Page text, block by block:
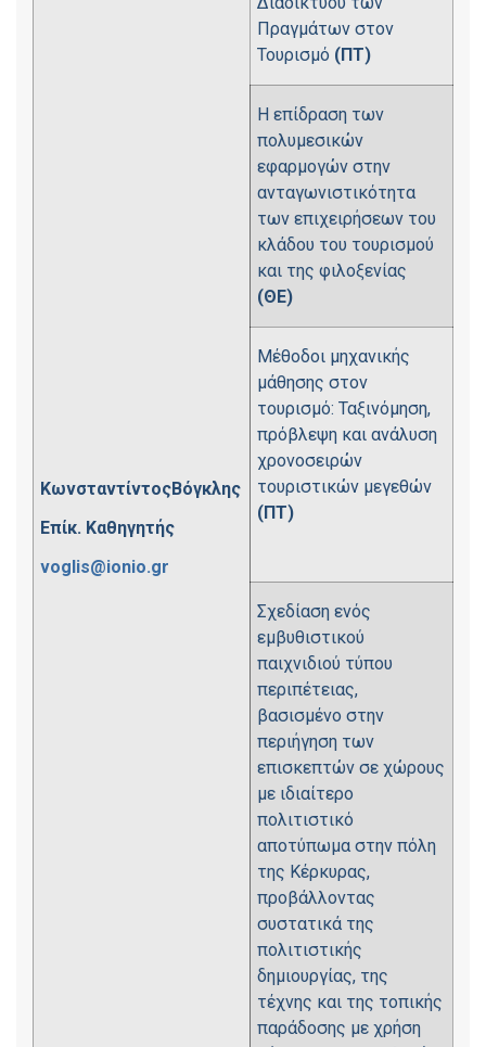
ΚωνσταντίντοςΒόγκλης
Επίκ. Καθηγητής
voglis@ionio.gr
Πραγμάτων στον
Τουρισμό (ΠΤ)
Η επίδραση των
πολυμεσικών
εφαρμογών στην
ανταγωνιστικότητα
των επιχειρήσεων του
κλάδου του τουρισμού
και της φιλοξενίας
(ΘΕ)
Μέθοδοι μηχανικής
μάθησης στον
τουρισμό: Ταξινόμηση,
πρόβλεψη και ανάλυση
χρονοσειρών
τουριστικών μεγεθών
(ΠΤ)
Σχεδίαση ενός
εμβυθιστικού
παιχνιδιού τύπου
περιπέτειας,
βασισμένο στην
περιήγηση των
επισκεπτών σε χώρους
με ιδιαίτερο
πολιτιστικό
αποτύπωμα στην πόλη
της Κέρκυρας,
προβάλλοντας
συστατικά της
πολιτιστικής
δημιουργίας, της
τέχνης και της τοπικής
παράδοσης με χρήση